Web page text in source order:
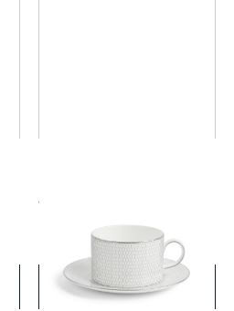
&ソーサー
(税込)
詳細を見る